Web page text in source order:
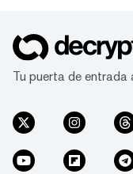
Tu puerta de entrada